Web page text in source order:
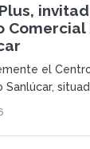
el
Sanlúcar,
invitarle a